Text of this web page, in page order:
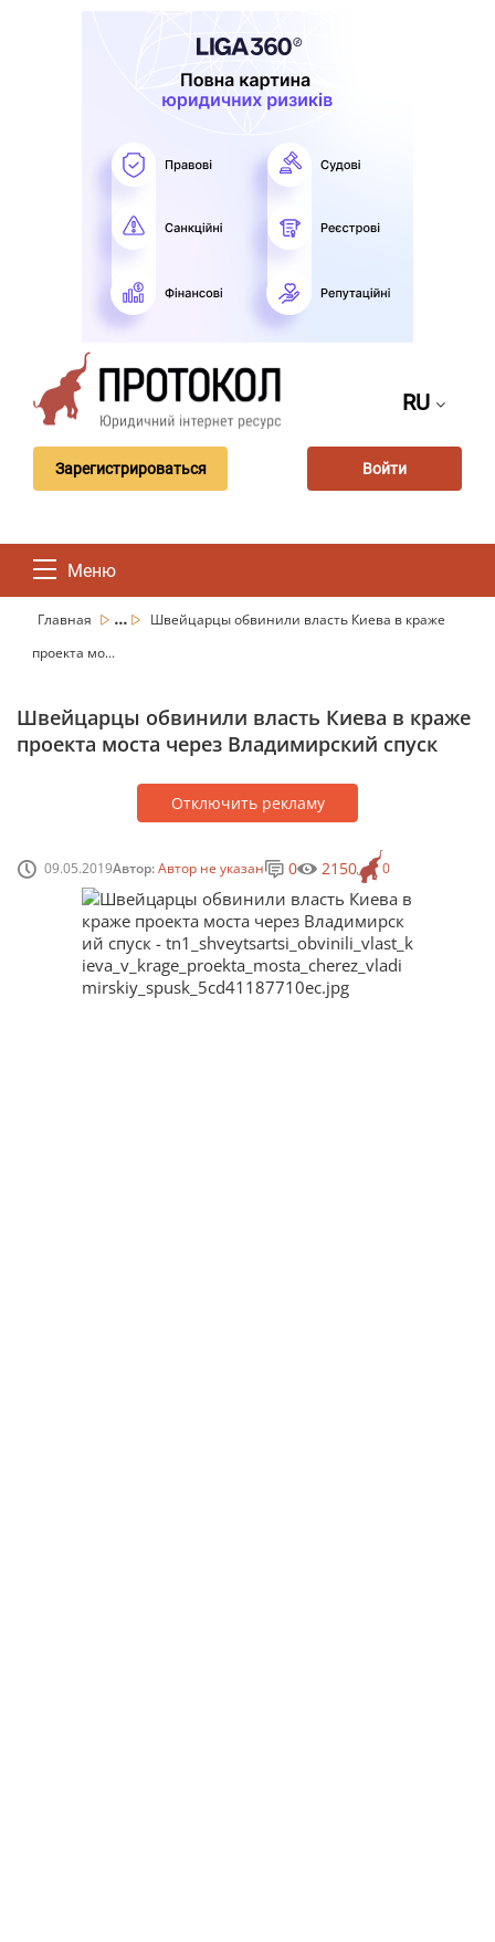
RU
Зарегистрироваться Войти
Меню
Главная ...
Швейцарцы обвинили власть Киева в краже
проекта мо...
Швейцарцы обвинили власть Киева в краже
проекта моста через Владимирский спуск
Отключить рекламу
09.05.2019Автор:Автор не указан 0
0 2150